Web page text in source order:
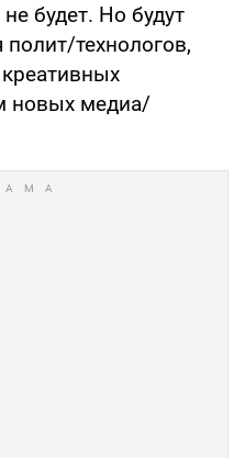
будет. Но будут
технологов,
новых медиа/